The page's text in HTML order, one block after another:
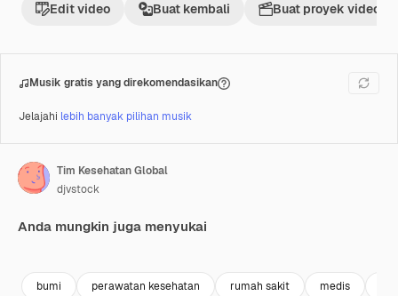
Edit video Buat kembali Buat proyek video
Musik gratis yang direkomendasikan
Jelajahi lebih banyak pilihan musik
Tim Kesehatan Global
djvstock
Anda mungkin juga menyukai
bumi perawatan kesehatan rumah sakit medis